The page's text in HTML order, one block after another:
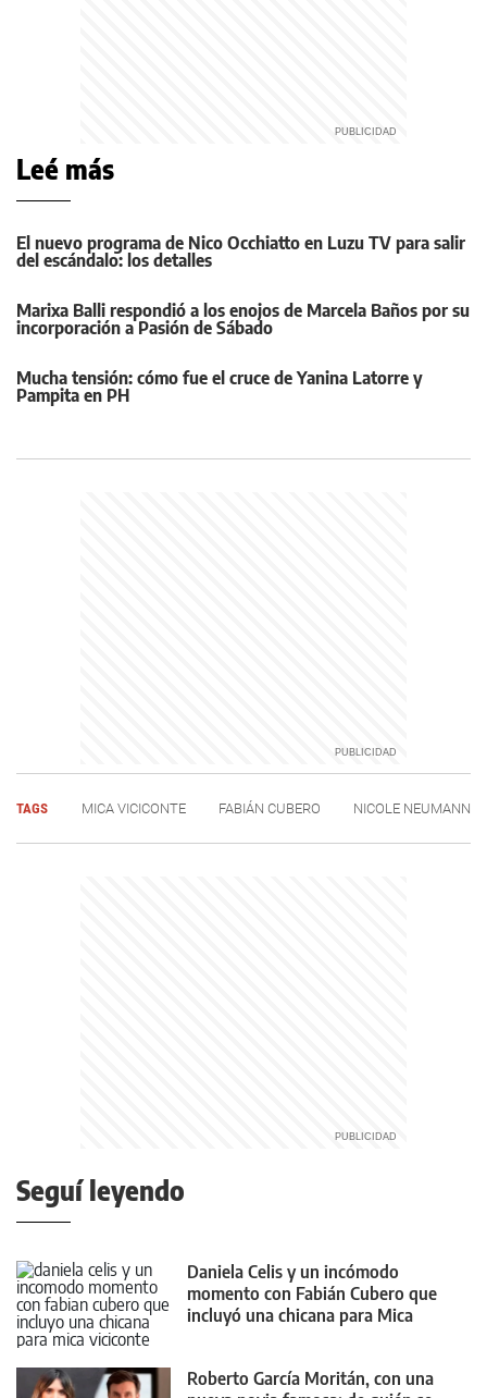
Leé más
El nuevo programa de Nico Occhiatto en Luzu TV para salir
del escándalo: los detalles
Marixa Balli respondió a los enojos de Marcela Baños por su
incorporación a Pasión de Sábado
Mucha tensión: cómo fue el cruce de Yanina Latorre y
Pampita en PH
TAGS MICA VICICONTE FABIÁN CUBERO NICOLE NEUMANN
Seguí leyendo
Daniela Celis y un incómodo
momento con Fabián Cubero que
incluyó una chicana para Mica
Roberto García Moritán, con una